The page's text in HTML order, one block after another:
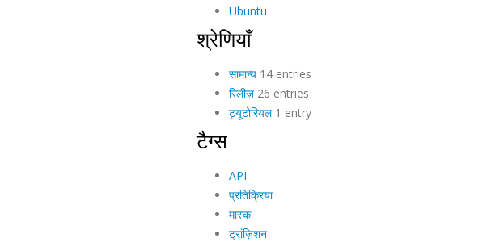
Ubuntu
श्रेणियाँ
सामान्य14 entries
रिलीज़26 entries
ट्यूटोरियल1 entry
टैग्स
API
प्रतिक्रिया
मास्क
ट्रांज़िशन